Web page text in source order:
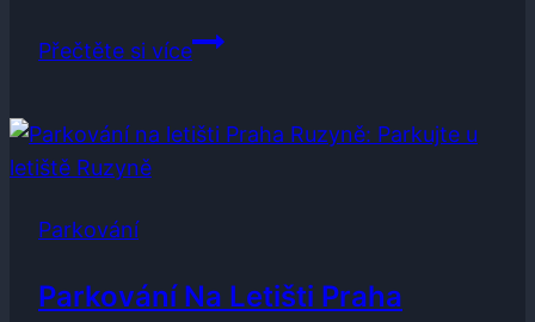
Přečtěte si víceParkování
Kde
Parkování
Parkování Na Letišti Praha